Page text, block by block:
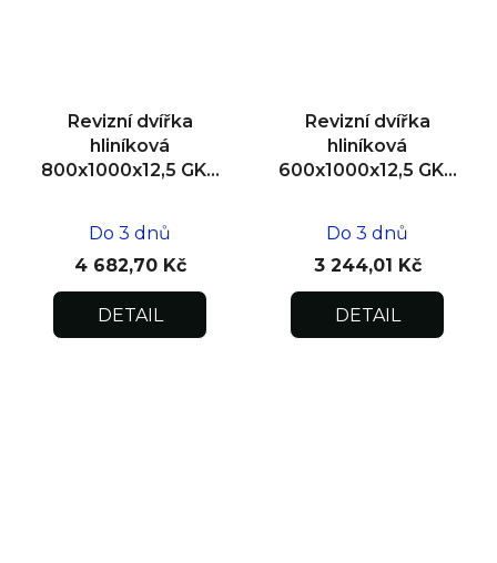
Revizní dvířka
hliníková
800x1000x12,5 GKB
Do 3 dnů
4 682,70 Kč
DETAIL
Revizní dvířka
hliníková
600x1000x12,5 GKB
Do 3 dnů
3 244,01 Kč
DETAIL